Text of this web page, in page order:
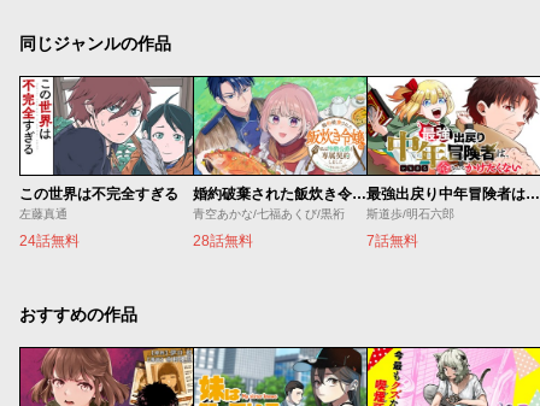
同じジャンルの作品
この世界は不完全すぎる
左藤真通
24話無料
婚約破棄された飯炊き令嬢の私は冷酷公爵と専属契約しました～ですが胃袋を掴んだ結果、冷たかった公爵様がどんどん優しくなっています～
青空あかな/七福あくび/黒裄
28話無料
最強出戻り中年冒険者は、今さら命なんてかけたくない
斯道歩/明石六郎
7話無料
おすすめの作品